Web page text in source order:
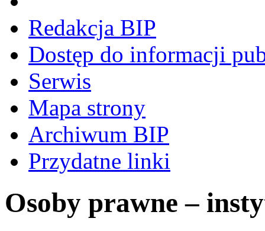
Redakcja BIP
Dostęp do informacji
Serwis
Mapa strony
Archiwum BIP
Przydatne linki
Osoby prawne –